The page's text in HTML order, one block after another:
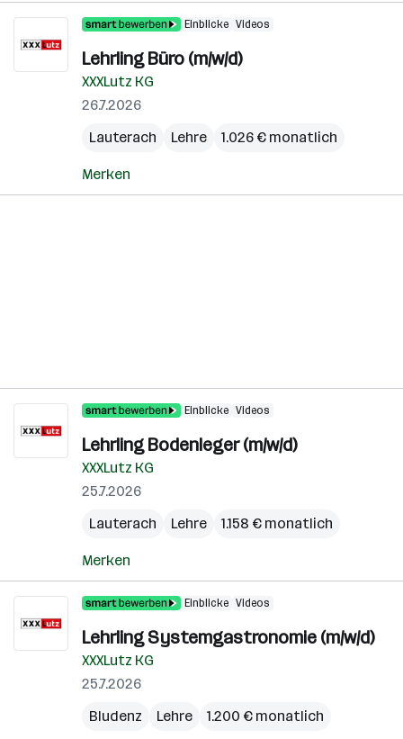
Einblicke Videos
Lehrling Büro (m/w/d)
XXXLutz KG
26.7.2026
Lauterach
Lehre 1.026 € monatlich
Merken
Einblicke Videos
Lehrling Bodenleger (m/w/d)
XXXLutz KG
25.7.2026
Lauterach
Lehre 1.158 € monatlich
Merken
Einblicke Videos
Lehrling Systemgastronomie (m/w/d)
XXXLutz KG
25.7.2026
Bludenz
Lehre 1.200 € monatlich